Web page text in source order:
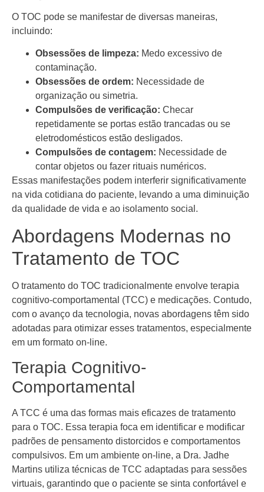
O TOC pode se manifestar de diversas maneiras,
incluindo:
Obsessões de limpeza: Medo excessivo de
contaminação.
Obsessões de ordem: Necessidade de
organização ou simetria.
Compulsões de verificação: Checar
repetidamente se portas estão trancadas ou se
eletrodomésticos estão desligados.
Compulsões de contagem: Necessidade de
contar objetos ou fazer rituais numéricos.
Essas manifestações podem interferir significativamente
na vida cotidiana do paciente, levando a uma diminuição
da qualidade de vida e ao isolamento social.
Abordagens Modernas no
Tratamento de TOC
O tratamento do TOC tradicionalmente envolve terapia
cognitivo-comportamental (TCC) e medicações. Contudo,
com o avanço da tecnologia, novas abordagens têm sido
adotadas para otimizar esses tratamentos, especialmente
em um formato on-line.
Terapia Cognitivo-
Comportamental
A TCC é uma das formas mais eficazes de tratamento
para o TOC. Essa terapia foca em identificar e modificar
padrões de pensamento distorcidos e comportamentos
compulsivos. Em um ambiente on-line, a Dra. Jadhe
Martins utiliza técnicas de TCC adaptadas para sessões
virtuais, garantindo que o paciente se sinta confortável e